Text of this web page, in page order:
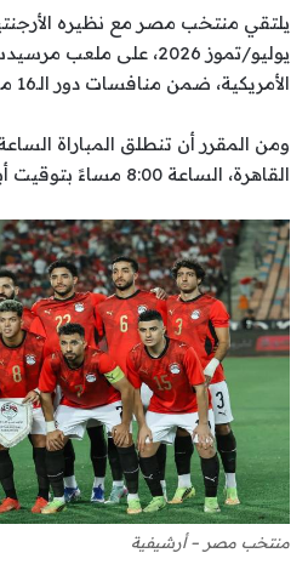
يوليو/تموز 2026، على
الأمريكية، ضمن منافسات دور الـ16 من كأس العالم.
القاهرة، الساعة 8:00 مساءً بتوقيت أبوظبي.
منتخب مصر – أرشيفية